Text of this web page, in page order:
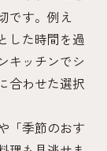
ポイント
事前確認
コツ
人気の理
です。例え
した時間を過
キッチンでシ
合わせた選択
「季節のおす